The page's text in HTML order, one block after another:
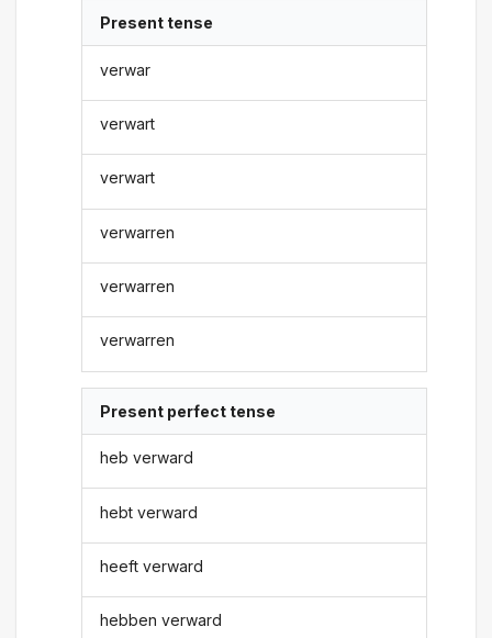
Present tense
verwar
verwart
verwart
verwarren
verwarren
verwarren
Present perfect tense
heb verward
hebt verward
heeft verward
hebben verward